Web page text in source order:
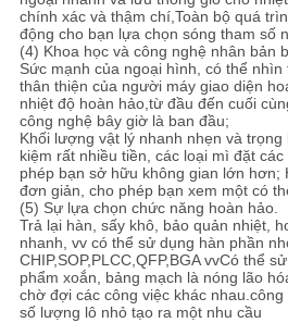
chính xác và thậm chí,Toàn bộ quá
động cho bạn lựa chọn sóng tham số
(4) Khoa học và công nghệ nhân bản
Sức mạnh của ngoại hình, có thể
thân thiện của người máy giao diện
nhiệt độ hoàn hảo,từ đầu đến cuối
công nghệ bây giờ là ban đầu;
Khối lượng vật lý nhanh nhẹn và
kiệm rất nhiều tiền, các loại mì đặt
phép bạn sở hữu không gian lớn hơn;
đơn giản, cho phép bạn xem một có
(5) Sự lựa chọn chức năng hoàn hảo.
Trả lại hàn, sấy khô, bảo quản nhiệt,
nhanh, vv có thể sử dụng hàn phần
CHIP,SOP,PLCC,QFP,BGA vvCó thể
phẩm xoắn, bảng mạch là nóng lão
chờ đợi các công việc khác
số lượng lô nhỏ tạo ra một nhu cầu